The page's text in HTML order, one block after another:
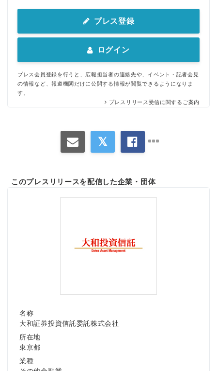
プレス登録
ログイン
プレス会員登録を行うと、広報担当者の連絡先や、イベント・記者会見
の情報など、報道機関だけに公開する情報が閲覧できるようになりま
す。
プレスリリース受信に関するご案内
このプレスリリースを配信した企業・団体
名称
大和証券投資信託委託株式会社
所在地
東京都
業種